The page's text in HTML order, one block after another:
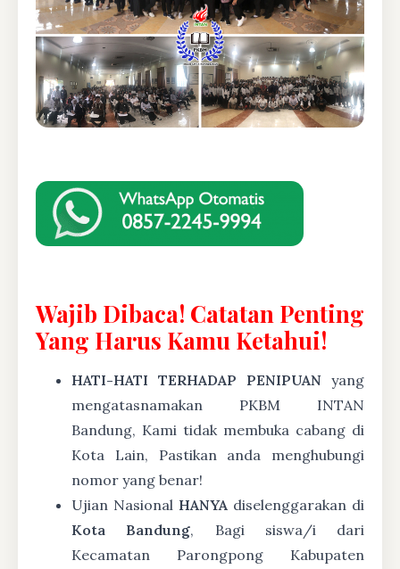
Wajib Dibaca! Catatan Penting
Yang Harus Kamu Ketahui!
HATI-HATI TERHADAP PENIPUAN yang
mengatasnamakan PKBM INTAN
Bandung, Kami tidak membuka cabang di
Kota Lain, Pastikan anda menghubungi
nomor yang benar!
Ujian Nasional HANYA diselenggarakan di
Kota Bandung, Bagi siswa/i dari
Kecamatan Parongpong Kabupaten